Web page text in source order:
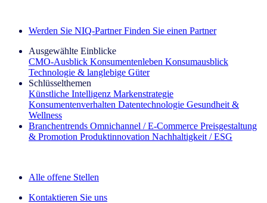
Werden Sie NIQ-Partner Finden Sie einen Partner
Ausgewählte Einblicke
CMO‑Ausblick Konsumentenleben Konsumausblick
Technologie & langlebige Güter
Schlüsselthemen
Künstliche Intelligenz Markenstrategie
Konsumentenverhalten Datentechnologie Gesundheit &
Wellness
Branchentrends Omnichannel / E‑Commerce Preisgestaltung
& Promotion Produktinnovation Nachhaltigkeit / ESG
Alle offene Stellen
Kontaktieren Sie uns